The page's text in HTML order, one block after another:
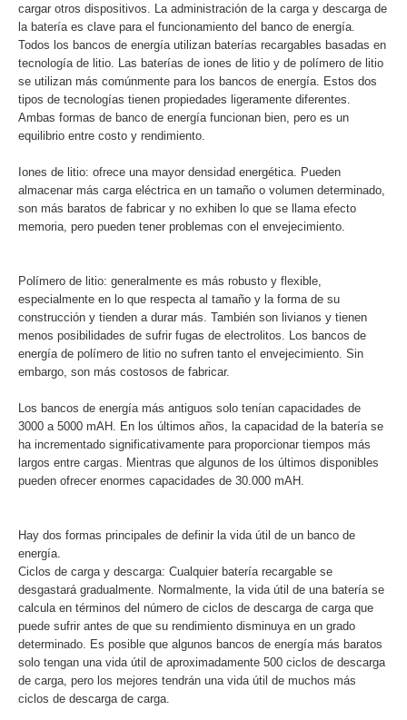
cargar otros dispositivos. La administración de la carga y descarga de
la batería es clave para el funcionamiento del banco de energía.
Todos los bancos de energía utilizan baterías recargables basadas en
tecnología de litio. Las baterías de iones de litio y de polímero de litio
se utilizan más comúnmente para los bancos de energía. Estos dos
tipos de tecnologías tienen propiedades ligeramente diferentes.
Ambas formas de banco de energía funcionan bien, pero es un
equilibrio entre costo y rendimiento.
Iones de litio: ofrece una mayor densidad energética. Pueden
almacenar más carga eléctrica en un tamaño o volumen determinado,
son más baratos de fabricar y no exhiben lo que se llama efecto
memoria, pero pueden tener problemas con el envejecimiento.
Polímero de litio: generalmente es más robusto y flexible,
especialmente en lo que respecta al tamaño y la forma de su
construcción y tienden a durar más. También son livianos y tienen
menos posibilidades de sufrir fugas de electrolitos. Los bancos de
energía de polímero de litio no sufren tanto el envejecimiento. Sin
embargo, son más costosos de fabricar.
Los bancos de energía más antiguos solo tenían capacidades de
3000 a 5000 mAH. En los últimos años, la capacidad de la batería se
ha incrementado significativamente para proporcionar tiempos más
largos entre cargas. Mientras que algunos de los últimos disponibles
pueden ofrecer enormes capacidades de 30.000 mAH.
Hay dos formas principales de definir la vida útil de un banco de
energía.
Ciclos de carga y descarga: Cualquier batería recargable se
desgastará gradualmente. Normalmente, la vida útil de una batería se
calcula en términos del número de ciclos de descarga de carga que
puede sufrir antes de que su rendimiento disminuya en un grado
determinado. Es posible que algunos bancos de energía más baratos
solo tengan una vida útil de aproximadamente 500 ciclos de descarga
de carga, pero los mejores tendrán una vida útil de muchos más
ciclos de descarga de carga.